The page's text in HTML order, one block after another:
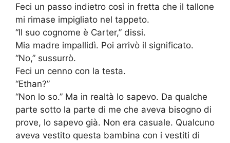
Feci un passo indietro così in fretta che il tallone
mi rimase impigliato nel tappeto.
“Il suo cognome è Carter,” dissi.
Mia madre impallidì. Poi arrivò il significato.
“No,” sussurrò.
Feci un cenno con la testa.
“Ethan?”
“Non lo so.” Ma in realtà lo sapevo. Da qualche
parte sotto la parte di me che aveva bisogno di
prove, lo sapevo già. Non era casuale. Qualcuno
aveva vestito questa bambina con i vestiti di